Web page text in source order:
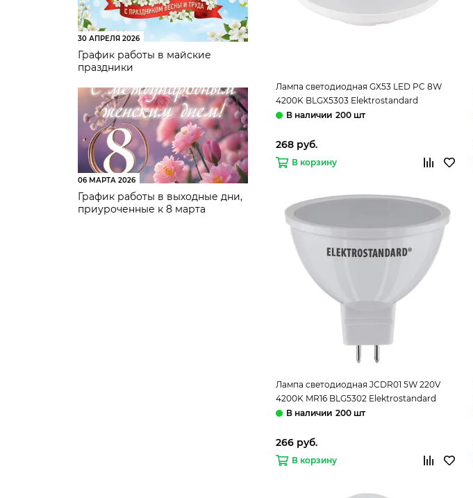
30 АПРЕЛЯ 2026
График работы в майские
праздники
06 МАРТА 2026
График работы в выходные дни,
приуроченные к 8 марта
Лампа светодиодная GX53 LED PC 8W
4200K BLGX5303 Elektrostandard
200 шт
268 руб.
В корзину
Лампа светодиодная JCDR01 5W 220V
4200K MR16 BLG5302 Elektrostandard
200 шт
266 руб.
В корзину